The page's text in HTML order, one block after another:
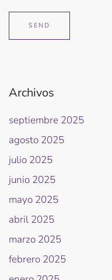
Archivos
septiembre 2025
agosto 2025
julio 2025
junio 2025
mayo 2025
abril 2025
marzo 2025
febrero 2025